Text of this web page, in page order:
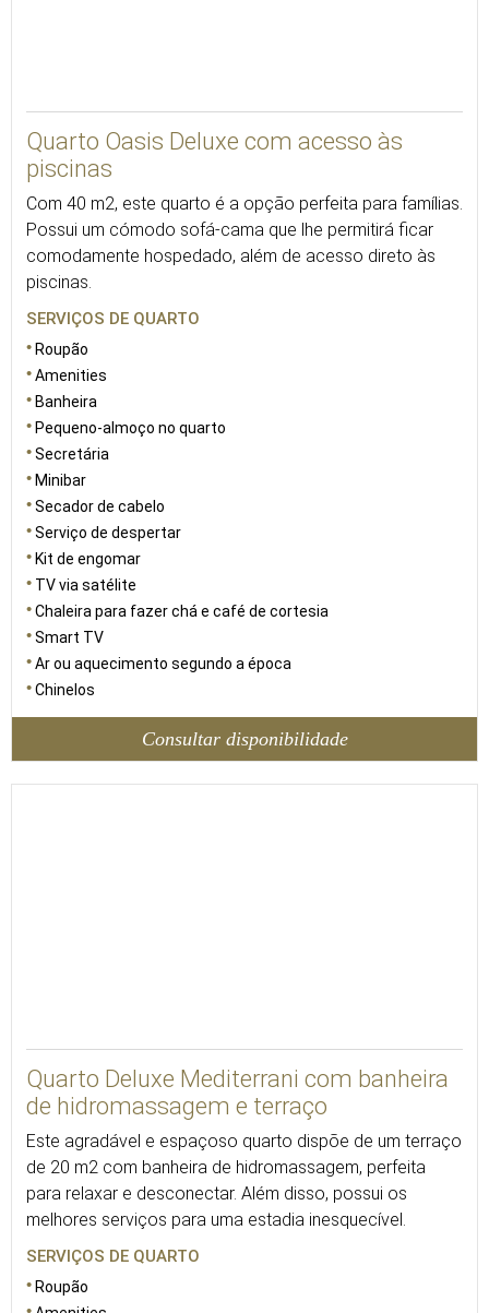
Quarto Oasis Deluxe com acesso às
piscinas
Com 40 m2, este quarto é a opção perfeita para famílias.
Possui um cómodo sofá-cama que lhe permitirá ficar
comodamente hospedado, além de acesso direto às
piscinas.
SERVIÇOS DE QUARTO
Roupão
Amenities
Banheira
Pequeno-almoço no quarto
Secretária
Minibar
Secador de cabelo
Serviço de despertar
Kit de engomar
TV via satélite
Chaleira para fazer chá e café de cortesia
Smart TV
Ar ou aquecimento segundo a época
Chinelos
Consultar disponibilidade
Quarto Deluxe Mediterrani com banheira
de hidromassagem e terraço
Este agradável e espaçoso quarto dispõe de um terraço
de 20 m2 com banheira de hidromassagem, perfeita
para relaxar e desconectar. Além disso, possui os
melhores serviços para uma estadia inesquecível.
SERVIÇOS DE QUARTO
Roupão